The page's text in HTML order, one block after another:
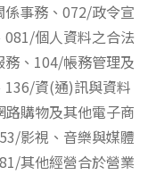
事務、072/政令宣
個人資料之合法
、104/帳務管理及
資(通)訊與資料
購物及其他電子商
影視、音樂與媒體
其他經營合於營業